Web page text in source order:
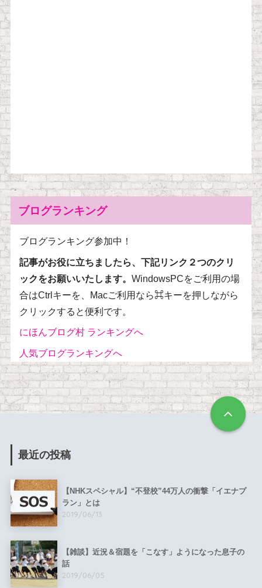
ブログランキング
ブログランキング参加中！
記事がお役に立ちましたら、下記リンク２つのクリ
ックをお願いいたします。 WindowsPCをご利用の場
合はCtrlキーを、Macご利用なら⌘キーを押しながら
クリックすると便利です。
にほんブログ村 ランキングへ
人気ブログランキングへ
最近の投稿
【NHKスペシャル】“不登校”44万人の衝撃「イエナプ
ラン」とは
2019/06/13
【雑談】近況＆宿題を「こなす」ようになった息子の
話
2019/06/05